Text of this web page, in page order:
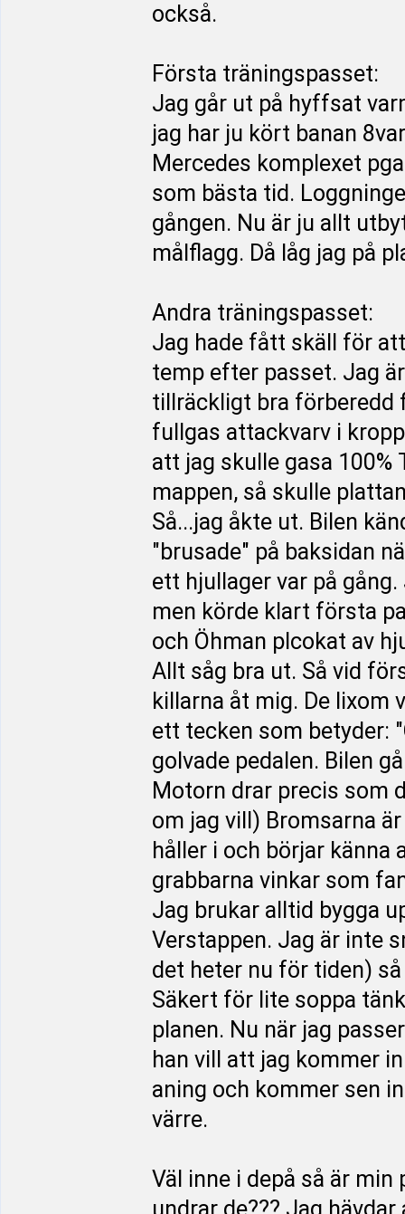
också.
Första träningspasset:
Jag går ut på hyffsat
jag har ju kört banan
Mercedes komplexet
som bästa tid.
gången. Nu är ju allt
målflagg. Då låg jag på
Andra träningspasset:
Jag hade fått skäll för
temp efter passet. Jag
tillräckligt bra förberedd
fullgas attackvarv i
att jag skulle gasa 100%
mappen, så skulle
Så...jag åkte ut. Bilen
"brusade" på baksidan
ett hjullager var på
men körde klart första
och Öhman plcokat av
Allt såg bra ut. Så vid
killarna åt mig. De lixom
ett tecken som betyder:
golvade pedalen. Bilen
Motorn drar precis som
om jag vill) Bromsarna
håller i och börjar känna
grabbarna vinkar som
Jag brukar alltid bygga
Verstappen. Jag är inte
det heter nu för tiden)
Säkert för lite soppa
planen. Nu när jag
han vill att jag kommer
aning och kommer sen
värre.
Väl inne i depå så är